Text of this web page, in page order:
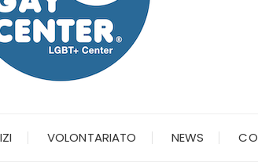
VOLONTARIATO NEWS